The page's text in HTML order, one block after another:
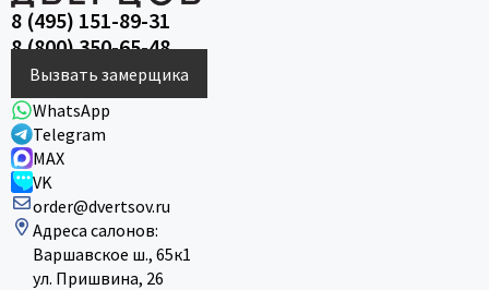
8 (495) 151-89-31
8 (800) 350-65-48
Вызвать замерщика
WhatsApp
Telegram
MAX
VK
order@dvertsov.ru
Адреса салонов:
Варшавское ш., 65к1
ул. Пришвина, 26